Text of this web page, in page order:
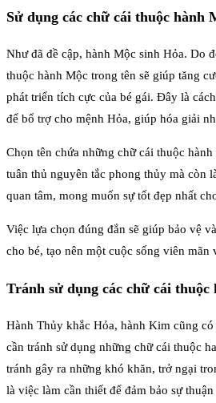
Sử dụng các chữ cái thuộc hành
Như đã đề cập, hành Mộc sinh Hỏa. Do
thuộc hành Mộc trong tên sẽ giúp tăng
phát triển tích cực của bé gái. Đây là
để bổ trợ cho mệnh Hỏa, giúp hóa giải
Chọn tên chứa những chữ cái thuộc
tuân thủ nguyên tắc phong thủy mà còn
quan tâm, mong muốn sự tốt đẹp nhất
Việc lựa chọn đúng đắn sẽ giúp bảo vệ
cho bé, tạo nên một cuộc sống viên mãn
Tránh sử dụng các chữ cái
Hành Thủy khắc Hỏa, hành Kim cũng
cần tránh sử dụng những chữ cái thuộc
tránh gây ra những khó khăn, trở ngại
là việc làm cần thiết để đảm bảo sự